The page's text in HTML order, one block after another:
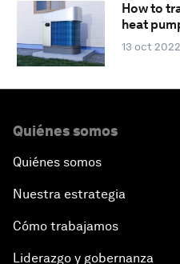
How to
heat
13 oct 2022
Quiénes somos
Quiénes somos
Nuestra estrategia
Cómo trabajamos
Liderazgo y gobernanza